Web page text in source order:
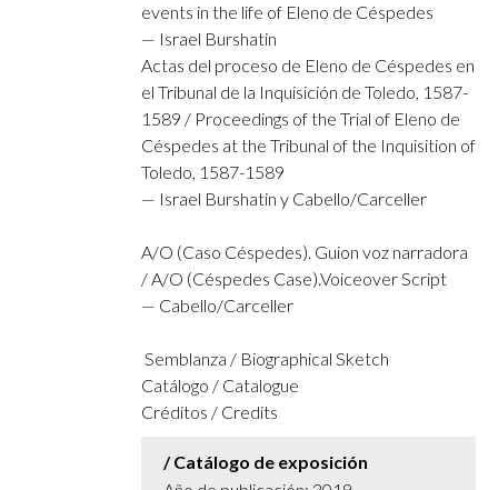
events​ in the life of Eleno de Céspedes​
—​ Israel Burshatin​
Actas del proceso de Eleno de Céspedes en​
el Tribunal de la Inquisición de Toledo, 1587-
1589​ / Proceedings of the Trial of Eleno de
Céspedes​ at the Tribunal of the Inquisition of
Toledo, 1587-1589​
—​ Israel Burshatin y Cabello/Carceller​
A/O (Caso Céspedes).​ Guion voz narradora​
/ A/O (Céspedes Case).​Voiceover Script​
—​ Cabello/Carceller​
Semblanza / Biographical Sketch​
Catálogo​ / Catalogue​
Créditos​ / Credits​
Catálogo de exposición